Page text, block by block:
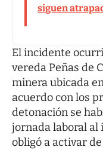
siguen
El incidente
vereda Peñas de
minera ubicada
acuerdo con los
detonación se
jornada laboral al
obligó a activar